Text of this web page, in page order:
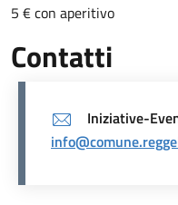
5 € con aperitivo
Contatti
Iniziative-